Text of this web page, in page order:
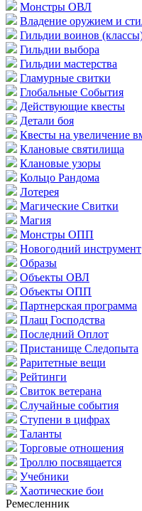
Монстры ОВЛ
Владение оружием и
Гильдии воинов
Гильдии выбора
Гильдии мастерства
Гламурные свитки
Глобальные События
Действующие квесты
Детали боя
Квесты на увеличение
Клановые святилища
Клановые узоры
Кольцо Рандома
Лотерея
Магические Свитки
Магия
Монстры ОПП
Новогодний инструмент
Образы
Объекты ОВЛ
Объекты ОПП
Партнерская программа
Плащ Господства
Последний Оплот
Пристанище Следопыта
Раритетные вещи
Рейтинги
Свиток ветерана
Случайные события
Ступени в цифрах
Таланты
Торговые отношения
Троллю посвящается
Учебники
Хаотические бои
Ремесленник